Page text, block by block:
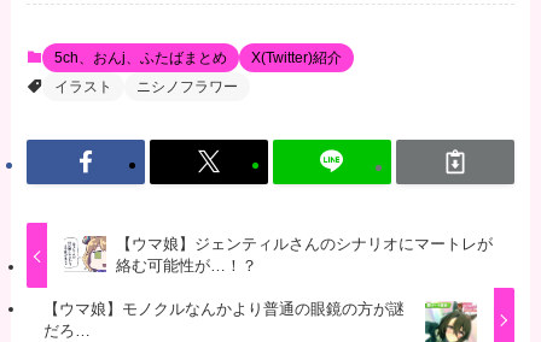
5ch、おんj、ふたばまとめ
X(Twitter)紹介
イラスト
ニシノフラワー
【ウマ娘】ジェンティルさんのシナリオにマートレが
絡む可能性が…！？
【ウマ娘】モノクルなんかより普通の眼鏡の方が謎
だろ…